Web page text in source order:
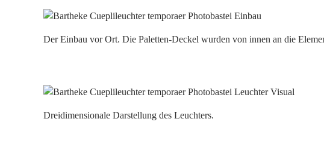
Der Einbau vor Ort. Die Paletten-Deckel wurden von innen an die
Dreidimensionale Darstellung des Leuchters.